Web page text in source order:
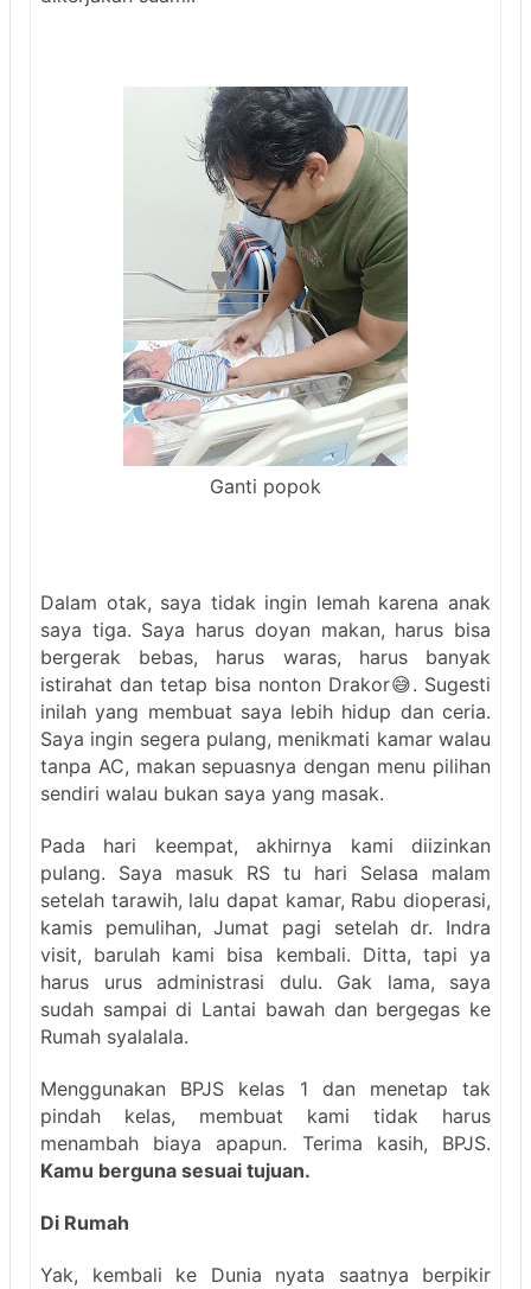
Ganti popok
Dalam otak, saya tidak ingin lemah karena anak
saya tiga. Saya harus doyan makan, harus bisa
bergerak bebas, harus waras, harus banyak
istirahat dan tetap bisa nonton Drakor😅. Sugesti
inilah yang membuat saya lebih hidup dan ceria.
Saya ingin segera pulang, menikmati kamar walau
tanpa AC, makan sepuasnya dengan menu pilihan
sendiri walau bukan saya yang masak.
Pada hari keempat, akhirnya kami diizinkan
pulang. Saya masuk RS tu hari Selasa malam
setelah tarawih, lalu dapat kamar, Rabu dioperasi,
kamis pemulihan, Jumat pagi setelah dr. Indra
visit, barulah kami bisa kembali. Ditta, tapi ya
harus urus administrasi dulu. Gak lama, saya
sudah sampai di Lantai bawah dan bergegas ke
Rumah syalalala.
Menggunakan BPJS kelas 1 dan menetap tak
pindah kelas, membuat kami tidak harus
menambah biaya apapun. Terima kasih, BPJS.
Kamu berguna sesuai tujuan.
Di Rumah
Yak, kembali ke Dunia nyata saatnya berpikir